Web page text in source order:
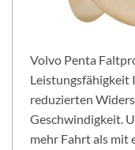
Volvo Penta
Leistungsfähigkeit
reduzierten
Geschwindigkeit.
mehr Fahrt als mit